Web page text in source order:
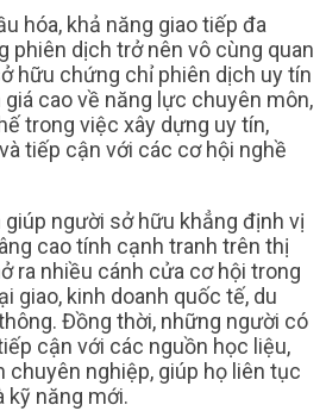
hóa, khả năng giao tiếp đa
phiên dịch trở nên vô cùng quan
hữu chứng chỉ phiên dịch uy tín
cao về năng lực chuyên môn,
trong việc xây dựng uy tín,
tiếp cận với các cơ hội nghề
người sở hữu khẳng định vị
cao tính cạnh tranh trên thị
ra nhiều cánh cửa cơ hội trong
giao, kinh doanh quốc tế, du
Đồng thời, những người có
cận với các nguồn học liệu,
chuyên nghiệp, giúp họ liên tục
kỹ năng mới.